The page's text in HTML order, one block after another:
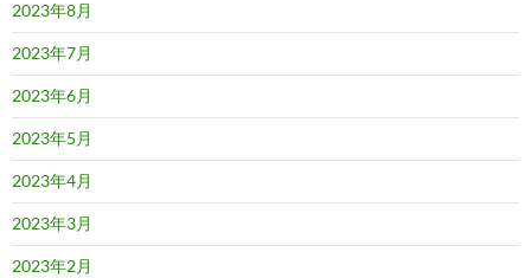
2023年8月
2023年7月
2023年6月
2023年5月
2023年4月
2023年3月
2023年2月